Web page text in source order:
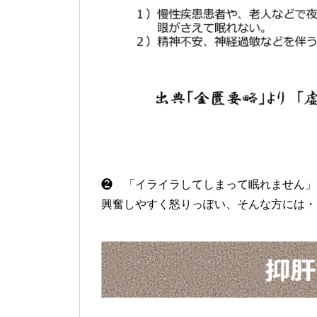
❷ 「イライラしてしまって眠れません」
興奮しやすく怒りっぽい、そんな方には